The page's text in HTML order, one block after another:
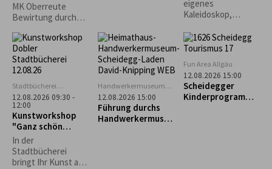
MK Oberreute
Bewirtung durch
Weiler im Allgäu
eigenes
Kaleidoskop,
Naturbilder und
Karten und je nach
Wetterlage ein
großes
Gemeinschaftsbild.
Stadtbücherei
Lindenberg
12.08.2026 09:30 -
12:00
Kunstworkshop
"Ganz schön
punktig-Yayoi
Kusama"
In der
Stadtbücherei
bringt Ihr Kunst auf
Handwerkermuseum
„Heimathaus"
Scheidegg
12.08.2026 15:00
Führung durchs
Handwerkermuseu
Fun Area Allgäu
12.08.2026 15:00
Scheidegger
Kinderprogramm: